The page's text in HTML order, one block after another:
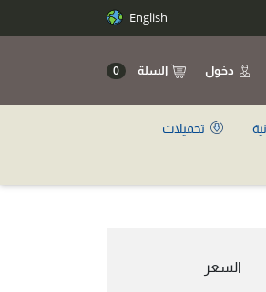
English
دخول السلة 0
تحميلات
السعر